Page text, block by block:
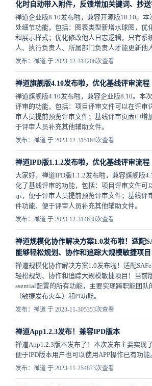
化时自动带入附件，反馈增加关键词、抄送
禅道企业版8.10发布啦，兼容开源版18.10。
处细节功能，包括：图表类型新增水球图，优
和展示样式；优化修改他人日志逻辑​，只有系
人、执行负责人、所属部门负责人才能更新他
发布：禅道 于 2023-12-314206次查看
禅道旗舰版4.10发布啦，优化基线评审流程
禅道旗舰版4.10发布啦，兼容企业版8.10。本
评审的功能，包括：项目评审文件可以在评审
审人员提前预览评审文件；基线评审页面中增
于评审人员补充其他辅助文件。
发布：禅道 于 2023-12-315164次查看
禅道IPD版1.1.2发布啦，优化基线评审流程
大家好，禅道IPD版1.1.2发布啦，兼容旗舰版
化了基线评审的功能，包括：项目评审文件可
示，便于评审人员提前预览评审文件；基线评
件功能，便于评审人员补充其他辅助文件。
发布：禅道 于 2023-12-314630次查看
禅道规模化协作解决方案1.0发布啦！适配
能够轻松规划、协作和追踪大规模敏捷项目
禅道规模化协作解决方案1.0发布啦！适配
轻松规划、协作和追踪大规模敏捷项目！当前
ssential配置的所有功能，主要实现跨职能团队
（敏捷发布火车）和PI功能。
发布：禅道 于 2023-11-305353次查看
禅道App1.2.3发布！兼容IPD版本
禅道App1.2.3版本发布了！本次发布主要实现
便于IPD版本用户也可以使用APP操作已有功能
发布：禅道 于 2023-11-254873次查看